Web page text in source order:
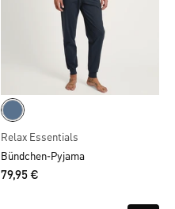
Relax Essentials
Bündchen-Pyjama
79,95 €